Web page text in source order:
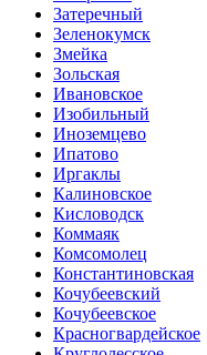
Затеречный
Зеленокумск
Змейка
Зольская
Ивановское
Изобильный
Иноземцево
Ипатово
Иргаклы
Калиновское
Кисловодск
Коммаяк
Комсомолец
Константиновская
Кочубеевский
Кочубеевское
Красногвардейское